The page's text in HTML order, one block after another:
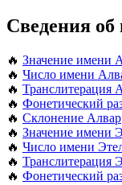
Сведения
🔥 Значение имени
🔥 Число имени
🔥 Транслитерация
🔥 Фонетический
🔥 Склонение Алвар
🔥 Значение имени
🔥 Число имени
🔥 Транслитерация
🔥 Фонетический